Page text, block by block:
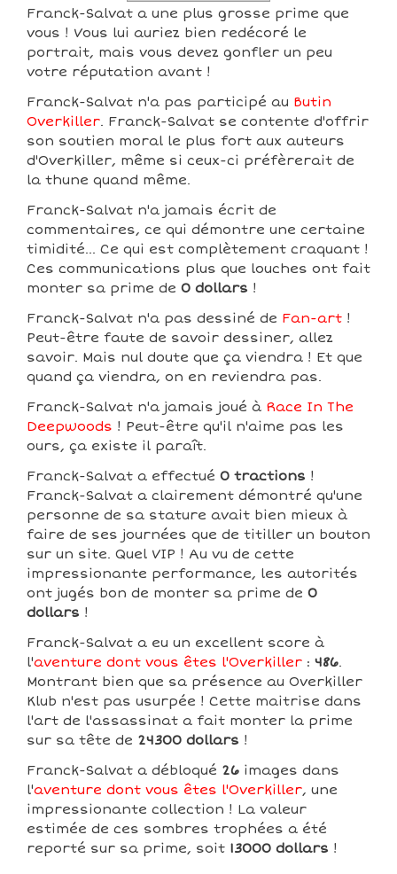
Franck-Salvat a une plus grosse prime que
vous ! Vous lui auriez bien redécoré le
portrait, mais vous devez gonfler un peu
votre réputation avant !
Franck-Salvat n'a pas participé au Butin
Overkiller. Franck-Salvat se contente d'offrir
son soutien moral le plus fort aux auteurs
d'Overkiller, même si ceux-ci préfèrerait de
la thune quand même.
Franck-Salvat n'a jamais écrit de
commentaires, ce qui démontre une certaine
timidité... Ce qui est complètement craquant !
Ces communications plus que louches ont fait
monter sa prime de 0 dollars !
Franck-Salvat n'a pas dessiné de Fan-art !
Peut-être faute de savoir dessiner, allez
savoir. Mais nul doute que ça viendra ! Et que
quand ça viendra, on en reviendra pas.
Franck-Salvat n'a jamais joué à Race In The
Deepwoods ! Peut-être qu'il n'aime pas les
ours, ça existe il paraît.
Franck-Salvat a effectué 0 tractions !
Franck-Salvat a clairement démontré qu'une
personne de sa stature avait bien mieux à
faire de ses journées que de titiller un bouton
sur un site. Quel VIP ! Au vu de cette
impressionante performance, les autorités
ont jugés bon de monter sa prime de 0
dollars !
Franck-Salvat a eu un excellent score à
l'aventure dont vous êtes l'Overkiller : 486.
Montrant bien que sa présence au Overkiller
Klub n'est pas usurpée ! Cette maitrise dans
l'art de l'assassinat a fait monter la prime
sur sa tête de 24300 dollars !
Franck-Salvat a débloqué 26 images dans
l'aventure dont vous êtes l'Overkiller, une
impressionante collection ! La valeur
estimée de ces sombres trophées a été
reporté sur sa prime, soit 13000 dollars !